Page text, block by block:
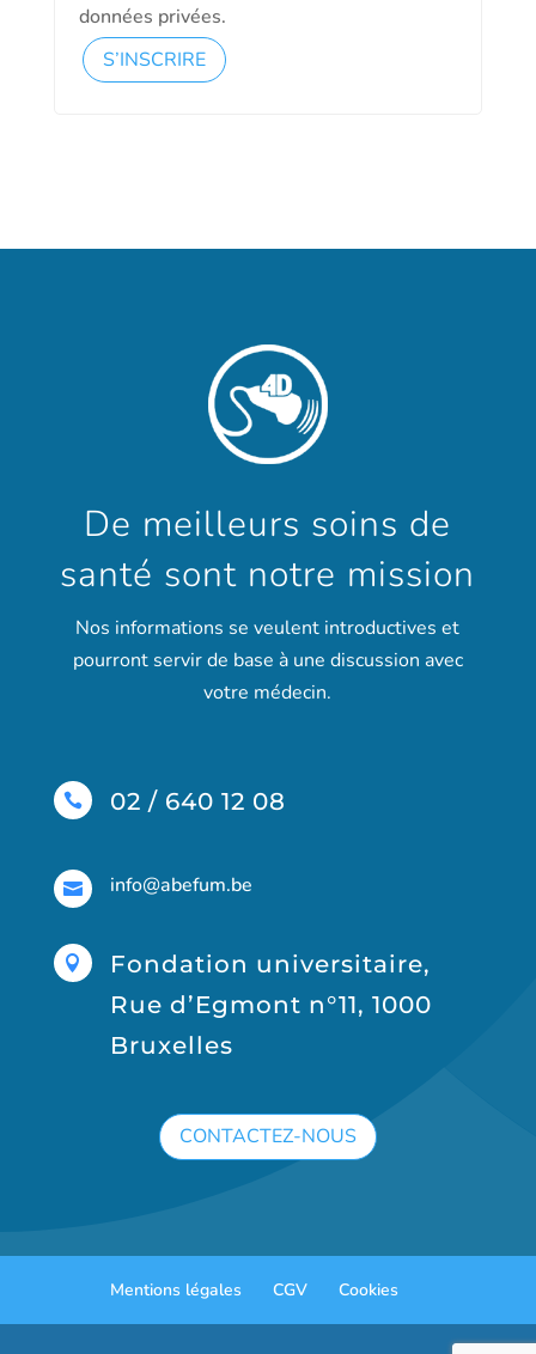
données privées.
S’INSCRIRE
De meilleurs soins de
santé sont notre mission
Nos informations se veulent introductives et
pourront servir de base à une discussion avec
votre médecin.
 02 / 640 12 08
 info@abefum.be

Fondation universitaire,
Rue d’Egmont n°11, 1000
Bruxelles
CONTACTEZ-NOUS
Mentions légales CGV Cookies